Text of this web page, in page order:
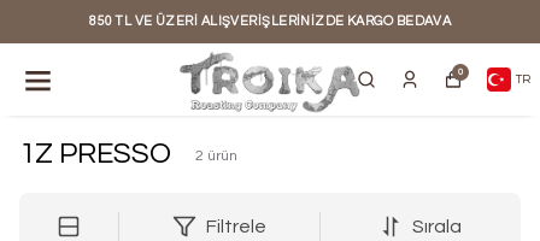
850 TL VE ÜZERI ALIŞVERIŞLERINIZDE KARGO BEDAVA
0
TR
1Z PRESSO 2 ürün
Filtrele Sırala